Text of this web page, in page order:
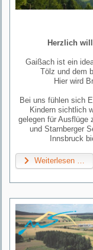
Herzlich
Gaißach ist ein
Tölz und dem
Hier wird
Bei uns fühlen sich
Kindern sichtlich
gelegen für Ausflüge
und Starnberger
Innsbruck
Weiterlesen …